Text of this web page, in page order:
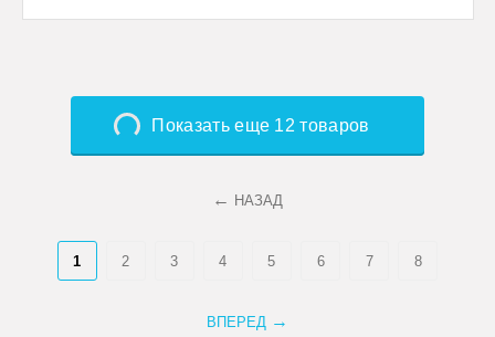
Показать еще 12 товаров
НАЗАД
1 2 3 4 5 6 7 8
ВПЕРЕД